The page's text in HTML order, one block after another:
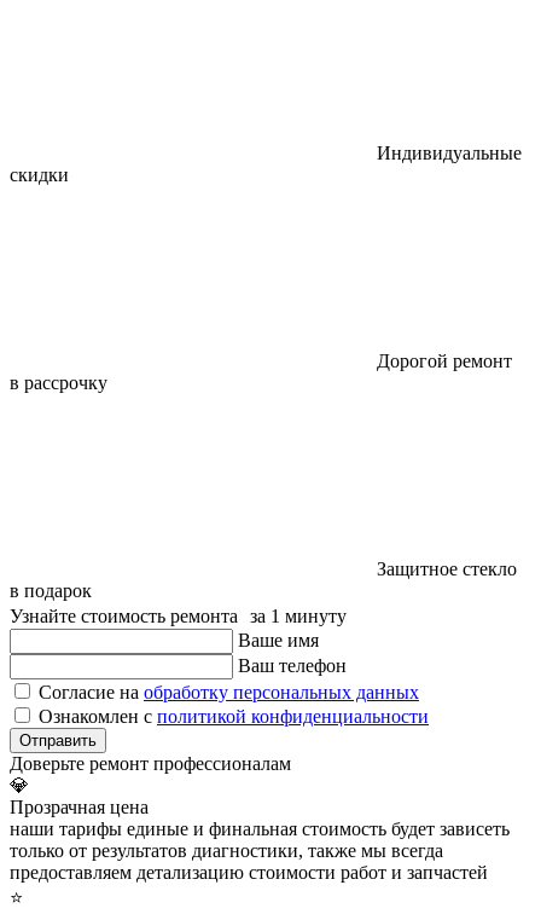
Индивидуальные
скидки
Дорогой ремонт
в рассрочку
Защитное стекло
в подарок
Узнайте стоимость ремонта за 1 минуту
Ваше имя
Ваш телефон
Согласие на обработку персональных данных
Ознакомлен с политикой конфиденциальности
Отправить
Доверьте ремонт профессионалам
💎
Прозрачная цена
наши тарифы единые и финальная стоимость будет зависеть
только от результатов диагностики, также мы всегда
предоставляем детализацию стоимости работ и запчастей
⭐